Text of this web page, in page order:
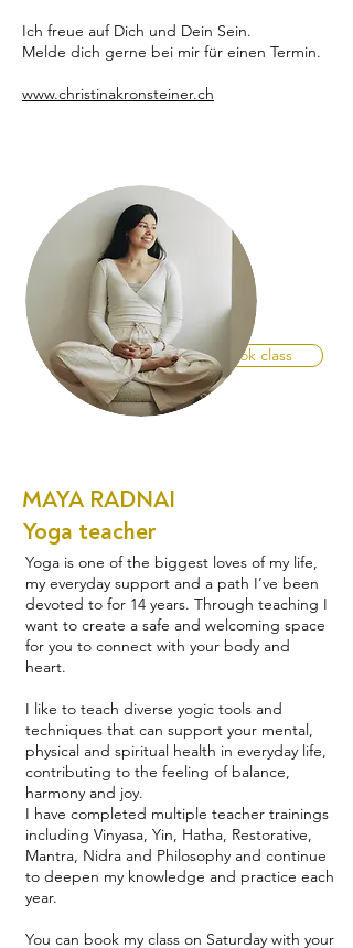
Ich freue auf Dich und Dein Sein.
Melde dich gerne bei mir für einen Termin.
www.christinakronsteiner.ch
Book class
MAYA RADNAI
Yoga teacher
Yoga is one of the biggest loves of my life,
my everyday support and a path I’ve been
devoted to for 14 years. Through teaching I
want to create a safe and welcoming space
for you to connect with your body and
heart.
I like to teach diverse yogic tools and
techniques that can support your mental,
physical and spiritual health in everyday life,
contributing to the feeling of balance,
harmony and joy.
I have completed multiple teacher trainings
including Vinyasa, Yin, Hatha, Restorative,
Mantra, Nidra and Philosophy and continue
to deepen my knowledge and practice each
year.
You can book my class on Saturday with your